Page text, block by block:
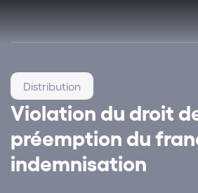
Violation du droit
préemption du
indemnisation
Distribution